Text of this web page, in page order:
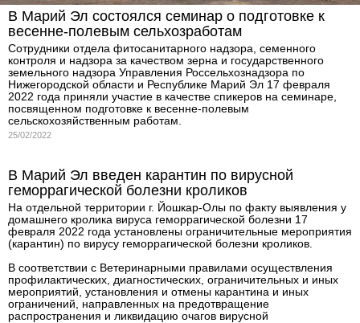
В Марий Эл состоялся семинар о подготовке к
весенне-полевым сельхозработам
Сотрудники отдела фитосанитарного надзора, семенного
контроля и надзора за качеством зерна и государственного
земельного надзора Управления Россельхознадзора по
Нижегородской области и Республике Марий Эл 17 февраля
2022 года приняли участие в качестве спикеров на семинаре,
посвященном подготовке к весенне-полевым
сельскохозяйственным работам.
25/02/2022
В Марий Эл введен карантин по вирусной
геморрагической болезни кроликов
На отдельной территории г. Йошкар-Олы по факту выявления у
домашнего кролика вируса геморрагической болезни 17
февраля 2022 года установлены ограничительные мероприятия
(карантин) по вирусу геморрагической болезни кроликов.
В соответствии с Ветеринарными правилами осуществления
профилактических, диагностических, ограничительных и иных
мероприятий, установления и отмены карантина и иных
ограничений, направленных на предотвращение
распространения и ликвидацию очагов вирусной